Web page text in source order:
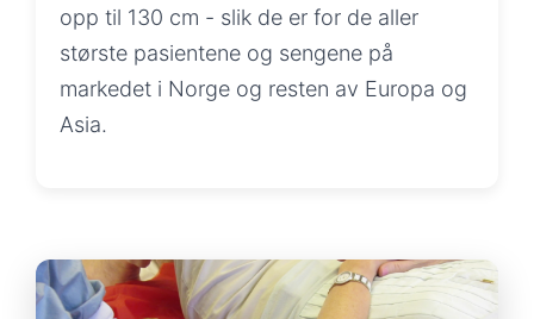
opp til 130 cm - slik de er for de aller
største pasientene og sengene på
markedet i Norge og resten av Europa og
Asia.